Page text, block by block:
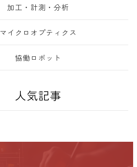
加工・計測・分析
マイクロオプティクス
協働ロボット
人気記事